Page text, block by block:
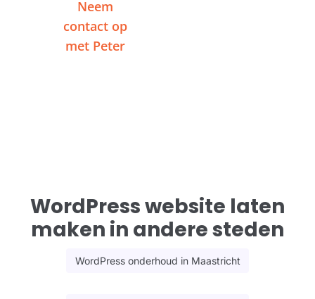
Neem
contact op
met Peter
WordPress website laten
maken in andere steden
WordPress onderhoud in Maastricht